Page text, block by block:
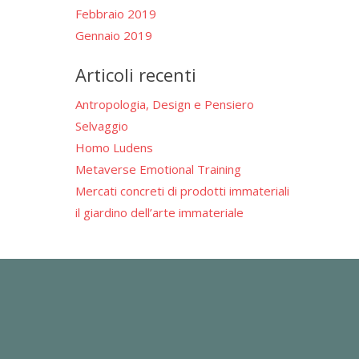
Febbraio 2019
Gennaio 2019
Articoli recenti
Antropologia, Design e Pensiero
Selvaggio
Homo Ludens
Metaverse Emotional Training
Mercati concreti di prodotti immateriali
il giardino dell’arte immateriale